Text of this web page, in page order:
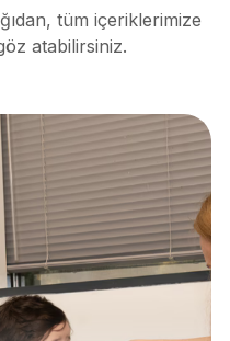
tüm içeriklerimize
atabilirsiniz.